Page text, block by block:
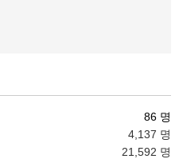
86 명
4,137 명
21,592 명